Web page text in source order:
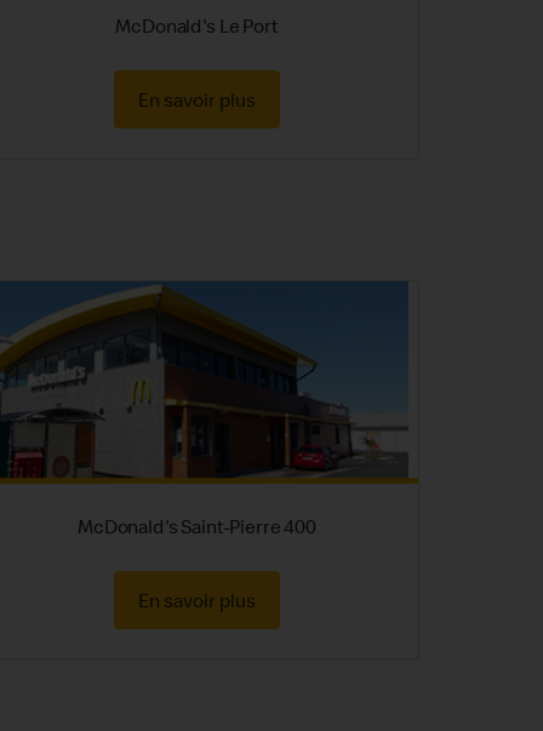
McDonald's Le Port
En savoir plus
McDonald's Saint-Pierre 400
En savoir plus